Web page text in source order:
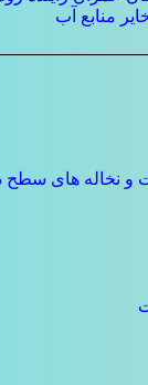
منابع آب
و نخاله های سطح